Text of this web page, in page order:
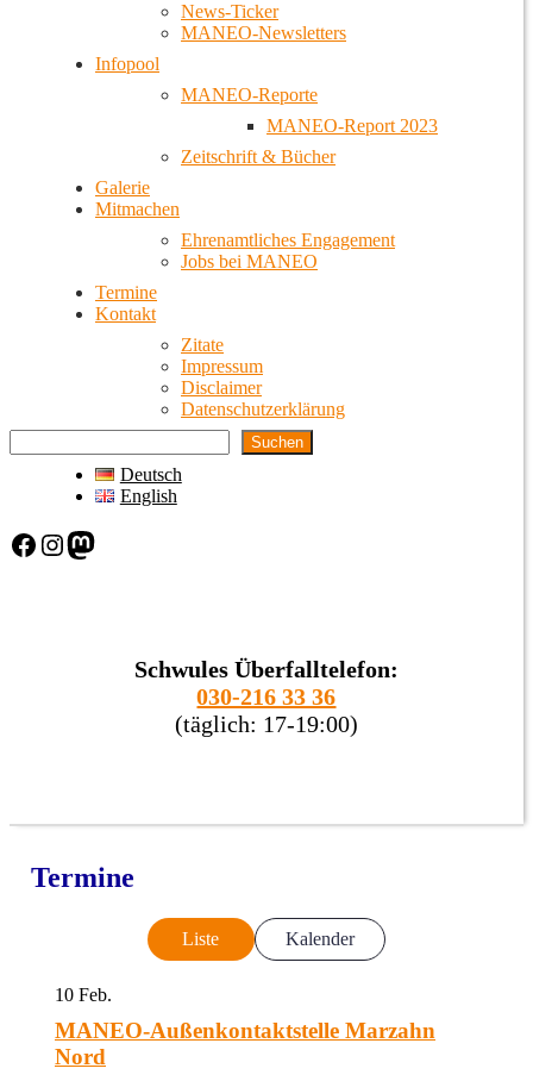
News-Ticker
MANEO-Newsletters
Infopool
MANEO-Reporte
MANEO-Report 2023
Zeitschrift & Bücher
Galerie
Mitmachen
Ehrenamtliches Engagement
Jobs bei MANEO
Termine
Kontakt
Zitate
Impressum
Disclaimer
Datenschutzerklärung
Suchen
Deutsch
English
Facebook Instagram Mastodon
Schwules Überfalltelefon:
030-216 33 36
(täglich: 17-19:00)
Termine
Liste Kalender
10 Feb.
MANEO-Außenkontaktstelle Marzahn
Nord